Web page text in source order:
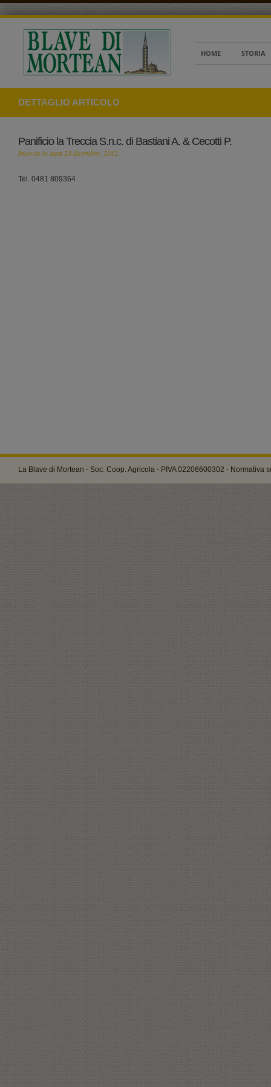
HOME STORIA
DETTAGLIO ARTICOLO
Panificio la Treccia S.n.c. di Bastiani A. & Cecotti P.
Inserito in data 28 dicembre, 2012
Tel. 0481 809364
La Blave di Mortean - Soc. Coop. Agricola - PIVA 02206600302 - Normativa